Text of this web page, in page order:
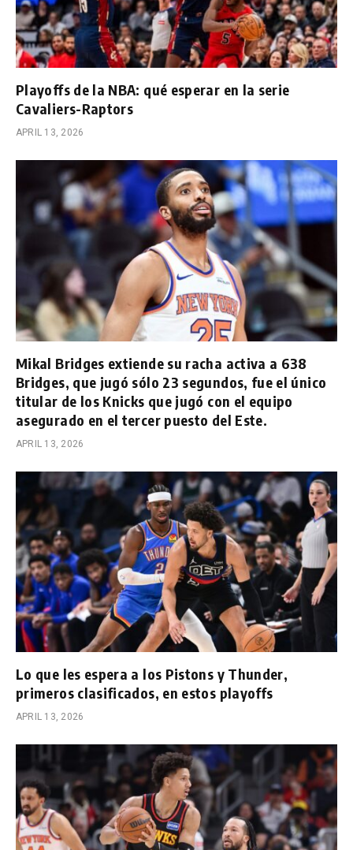
Playoffs de la NBA: qué esperar en la serie
Cavaliers-Raptors
APRIL 13, 2026
Mikal Bridges extiende su racha activa a 638
Bridges, que jugó sólo 23 segundos, fue el único
titular de los Knicks que jugó con el equipo
asegurado en el tercer puesto del Este.
APRIL 13, 2026
Lo que les espera a los Pistons y Thunder,
primeros clasificados, en estos playoffs
APRIL 13, 2026